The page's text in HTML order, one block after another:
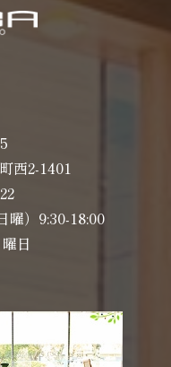
西2-1401
曜）9:30-18:00
日